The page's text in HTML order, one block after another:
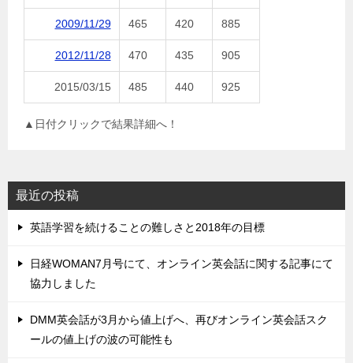
2009/11/29 465 420 885
2012/11/28 470 435 905
2015/03/15 485 440 925
▲日付クリックで結果詳細へ！
最近の投稿
英語学習を続けることの難しさと2018年の目標
日経WOMAN7月号にて、オンライン英会話に関する記事にて
協力しました
DMM英会話が3月から値上げへ、再びオンライン英会話スク
ールの値上げの波の可能性も